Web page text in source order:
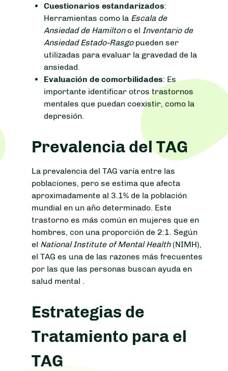
Cuestionarios estandarizados:
Herramientas como la Escala de
Ansiedad de Hamiltono el Inventario de
Ansiedad Estado-Rasgopueden ser
utilizadas para evaluar la gravedad de la
ansiedad.
Evaluación de comorbilidades: Es
importante identificar otros trastornos
mentales que puedan coexistir, como la
depresión.
Prevalencia del TAG
La prevalencia del TAG varía entre las
poblaciones, pero se estima que afecta
aproximadamente al 3.1% de la población
mundial en un año determinado. Este
trastorno es más común en mujeres que en
hombres, con una proporción de 2:1. Según
el National Institute of Mental Health(NIMH),
el TAG es una de las razones más frecuentes
por las que las personas buscan ayuda en
salud mental .
Estrategias de
Tratamiento para el
TAG